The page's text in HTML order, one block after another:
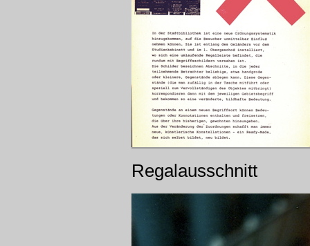
Regalausschnitt